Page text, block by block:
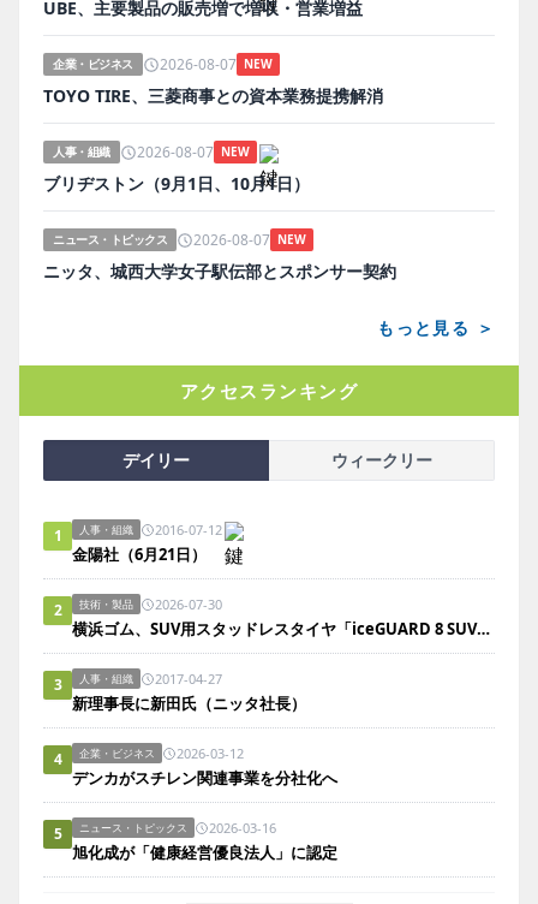
UBE、主要製品の販売増で増収・営業増益
企業・ビジネス 2026-08-07 NEW
TOYO TIRE、三菱商事との資本業務提携解消
人事・組織 2026-08-07 NEW
ブリヂストン（9月1日、10月1日）
ニュース・トピックス 2026-08-07 NEW
ニッタ、城西大学女子駅伝部とスポンサー契約
もっと見る ＞
アクセスランキング
デイリー ウィークリー
1 人事・組織 2016-07-12
金陽社（6月21日）
2 技術・製品 2026-07-30
横浜ゴム、SUV用スタッドレスタイヤ「iceGUARD 8 SUV」を新発売
3 人事・組織 2017-04-27
新理事長に新田氏（ニッタ社長）
4 企業・ビジネス 2026-03-12
デンカがスチレン関連事業を分社化へ
5 ニュース・トピックス 2026-03-16
旭化成が「健康経営優良法人」に認定